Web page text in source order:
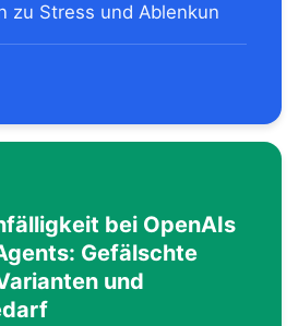
zu Stress und Ablenkun
bei OpenAIs
Gefälschte
und